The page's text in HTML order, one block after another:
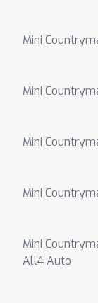
Mini
Mini
Mini
Mini
Mini
All4 Auto